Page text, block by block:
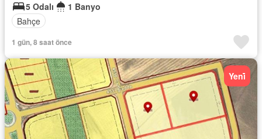
5 Odalı
1 Banyo
Bahçe
1 gün, 8 saat önce
Yeni̇